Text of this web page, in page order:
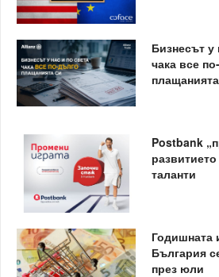
Бизнесът у
чака все
Postbank
таланти
Годишната
България
през юли